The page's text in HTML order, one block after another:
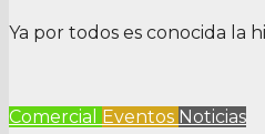
Ya por todos es conocida la
Comercial Eventos Noticias